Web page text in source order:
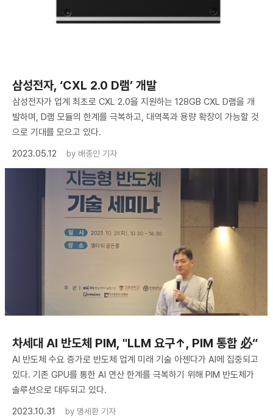
삼성전자, ‘CXL 2.0 D램’ 개발
삼성전자가 업계 최초로 CXL 2.0을 지원하는 128GB CXL D램을 개
발하며, D램 모듈의 한계를 극복하고, 대역폭과 용량 확장이 가능할 것
으로 기대를 모으고 있다.
2023.05.12
by 배종인 기자
차세대 AI 반도체 PIM, "LLM 요구↑, PIM 통합 必“
AI 반도체 수요 증가로 반도체 업계 미래 기술 아젠다가 AI에 집중되고
있다. 기존 GPU를 통한 AI 연산 한계를 극복하기 위해 PIM 반도체가
솔루션으로 대두되고 있다.
2023.10.31
by 명세환 기자